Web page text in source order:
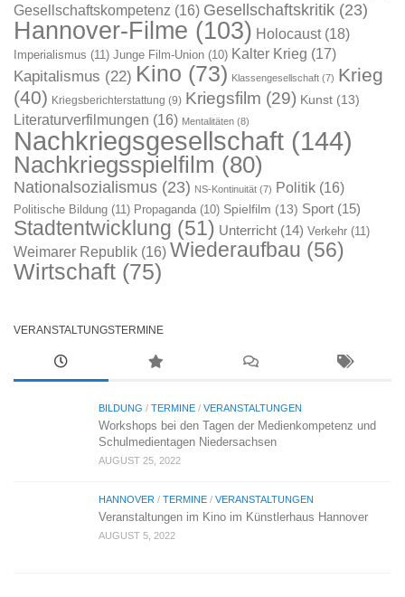
Gesellschaftskompetenz (16) Gesellschaftskritik (23)
Hannover-Filme (103) Holocaust(18)
Imperialismus (11) Junge Film-Union (10) Kalter Krieg (17)
Kapitalismus (22) Kino (73) Klassengesellschaft (7) Krieg
(40) Kriegsberichterstattung (9) Kriegsfilm (29) Kunst (13)
Literaturverfilmungen (16) Mentalitäten (8)
Nachkriegsgesellschaft (144)
Nachkriegsspielfilm (80)
Nationalsozialismus (23) NS-Kontinuität (7) Politik (16)
Politische Bildung (11) Propaganda (10) Spielfilm (13) Sport (15)
Stadtentwicklung (51) Unterricht (14) Verkehr (11)
Weimarer Republik (16) Wiederaufbau (56)
Wirtschaft (75)
VERANSTALTUNGSTERMINE
BILDUNG / TERMINE / VERANSTALTUNGEN
Workshops bei den Tagen der Medienkompetenz und
Schulmedientagen Niedersachsen
AUGUST 25, 2022
HANNOVER / TERMINE / VERANSTALTUNGEN
Veranstaltungen im Kino im Künstlerhaus Hannover
AUGUST 5, 2022